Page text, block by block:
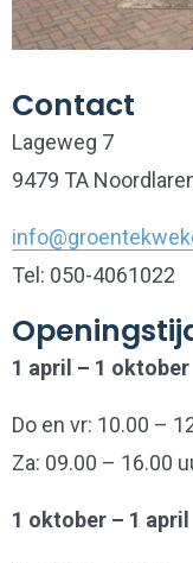
Contact
Lageweg 7
9479 TA
Tel: 050-4061022
1 april – 1 oktober
Do en vr: 10.00 –
Za: 09.00 – 16.00
1 oktober – 1 april